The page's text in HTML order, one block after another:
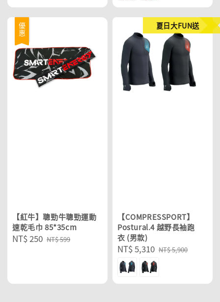
優惠
【紅牛】聰勁牛聰勁運動
速乾毛巾 85*35cm
Sale
NT$ 250 Regular
NT$ 599
夏日大FUN送
【COMPRESSPORT】
Postural.4 越野長袖跑
衣 (男款)
Sale
price
NT$ 5,310 Regular
NT$ 5,900